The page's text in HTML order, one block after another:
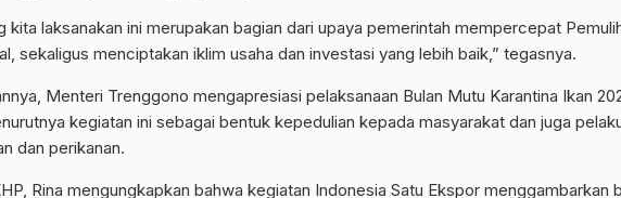
kita laksanakan ini merupakan bagian dari upaya pemerintah mempercepat
sekaligus menciptakan iklim usaha dan investasi yang lebih baik,” tegasnya.
Menteri Trenggono mengapresiasi pelaksanaan Bulan Mutu Karantina Ikan
kegiatan ini sebagai bentuk kepedulian kepada masyarakat dan juga
dan perikanan.
Rina mengungkapkan bahwa kegiatan Indonesia Satu Ekspor menggambarkan